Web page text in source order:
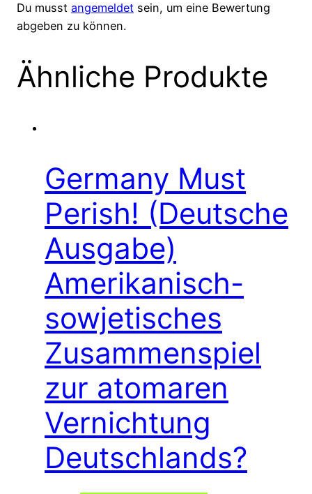
Du musst angemeldet sein, um eine Bewertung
abgeben zu können.
Ähnliche Produkte
Germany Must
Perish! (Deutsche
Ausgabe)
Amerikanisch-
sowjetisches
Zusammenspiel
zur atomaren
Vernichtung
Deutschlands?